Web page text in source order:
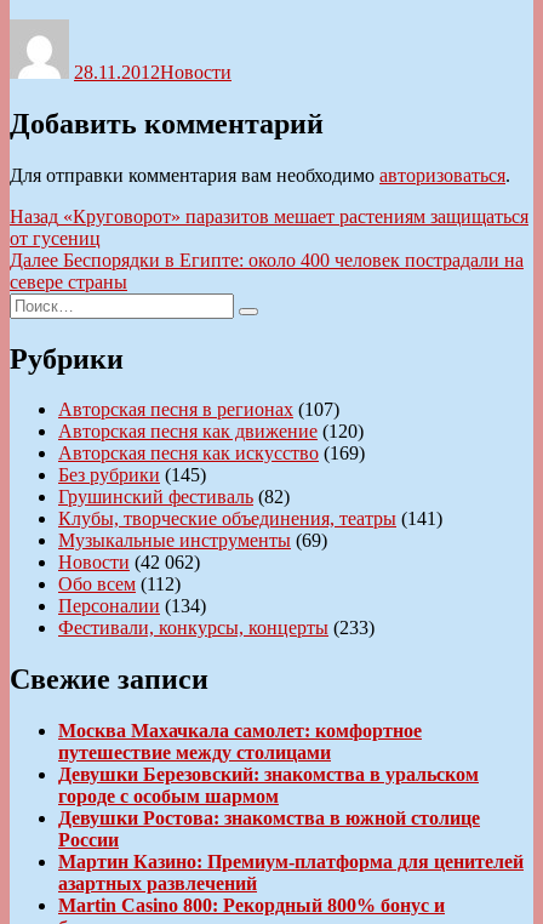
28.11.2012Новости
Добавить комментарий
Для отправки комментария вам необходимо авторизоваться.
Навигация
по
записям
Назад Предыдущая
запись:
«Круговорот» паразитов мешает растениям защищаться
от гусениц
Далее Следующая
запись:
Беспорядки в Египте: около 400 человек пострадали на
севере страны
Искать:
Поиск
Рубрики
Авторская песня в регионах (107)
Авторская песня как движение (120)
Авторская песня как искусство (169)
Без рубрики (145)
Грушинский фестиваль (82)
Клубы, творческие объединения, театры (141)
Музыкальные инструменты (69)
Новости (42 062)
Обо всем (112)
Персоналии (134)
Фестивали, конкурсы, концерты (233)
Свежие записи
Москва Махачкала самолет: комфортное
путешествие между столицами
Девушки Березовский: знакомства в уральском
городе с особым шармом
Девушки Ростова: знакомства в южной столице
России
Мартин Казино: Премиум-платформа для ценителей
азартных развлечений
Martin Casino 800: Рекордный 800% бонус и